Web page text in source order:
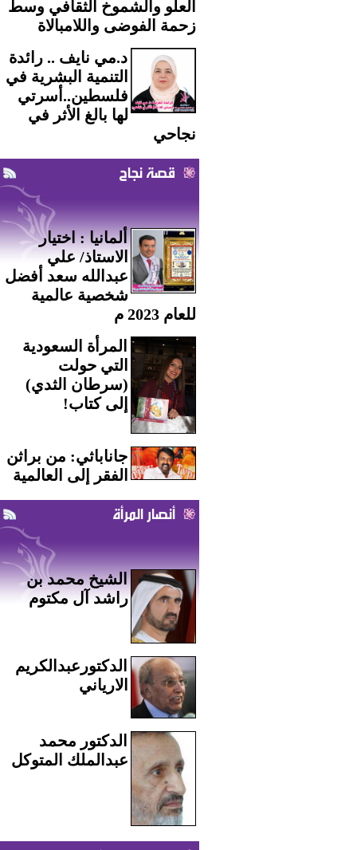
العلو والشموخ الثقافي وسط
زحمة الفوضى واللامبالاة
د.مي نايف .. رائدة
التنمية البشرية في
فلسطين..أسرتي
لها بالغ الأثر في
نجاحي
قصة نجاح
ألمانيا : اختيار
الاستاذ/ علي
عبدالله سعد أفضل
شخصية عالمية
للعام 2023 م
المرأة السعودية
التي حولت
(سرطان الثدي)
إلى كتاب!
جاناباثي: من براثن
الفقر إلى العالمية
أنصار المرأة
الشيخ محمد بن
راشد آل مكتوم
الدكتورعبدالكريم
الارياني
الدكتور محمد
عبدالملك المتوكل